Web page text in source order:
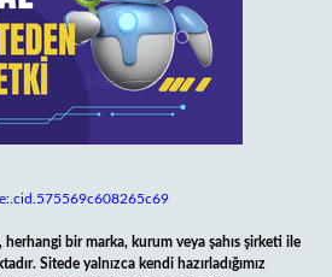
herhangi bir marka, kurum veya şahıs şirketi ile
Sitede yalnızca kendi hazırladığımız